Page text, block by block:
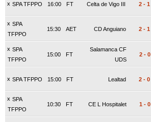
x SPA TFPPO FT
16:00 Celta de Vigo III 2 - 1
x SPA
TFPPO
AET
15:30 CD Anguiano 2 - 1
x SPA
TFPPO
FT
15:00
Salamanca CF
UDS
2 - 0
x SPA TFPPO FT
15:00 Lealtad 2 - 0
x SPA
TFPPO
FT
10:30 CE L Hospitalet 1 - 0